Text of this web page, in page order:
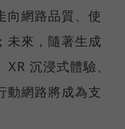
向網路品質、使
未來，隨著生成
沉浸式體驗、
動網路將成為支